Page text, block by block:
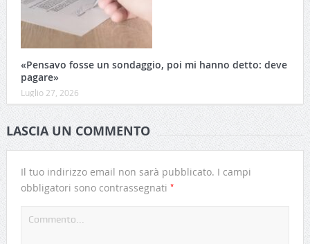
«Pensavo fosse un sondaggio, poi mi hanno detto: deve
pagare»
Luglio 27, 2026
LASCIA UN COMMENTO
Il tuo indirizzo email non sarà pubblicato. I campi
obbligatori sono contrassegnati *